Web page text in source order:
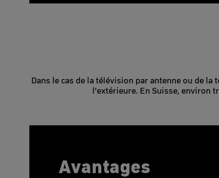
Dans le cas de la télévision par antenne ou de
l'extérieure. En Suisse, environ
Avantages